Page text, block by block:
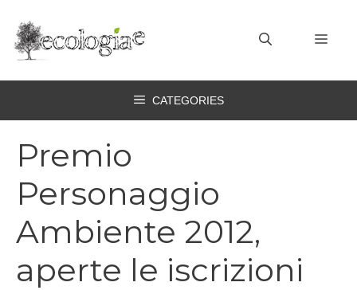
contenuto
CATEGORIES
Premio
Personaggio
Ambiente 2012,
aperte le iscrizioni